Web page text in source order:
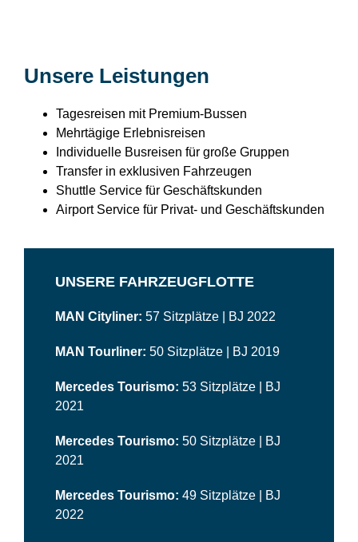
Unsere Leistungen
Tagesreisen mit Premium-Bussen
Mehrtägige Erlebnisreisen
Individuelle Busreisen für große Gruppen
Transfer in exklusiven Fahrzeugen
Shuttle Service für Geschäftskunden
Airport Service für Privat- und Geschäftskunden
UNSERE FAHRZEUGFLOTTE
MAN Cityliner: 57 Sitzplätze | BJ 2022
MAN Tourliner: 50 Sitzplätze | BJ 2019
Mercedes Tourismo: 53 Sitzplätze | BJ
2021
Mercedes Tourismo: 50 Sitzplätze | BJ
2021
Mercedes Tourismo: 49 Sitzplätze | BJ
2022